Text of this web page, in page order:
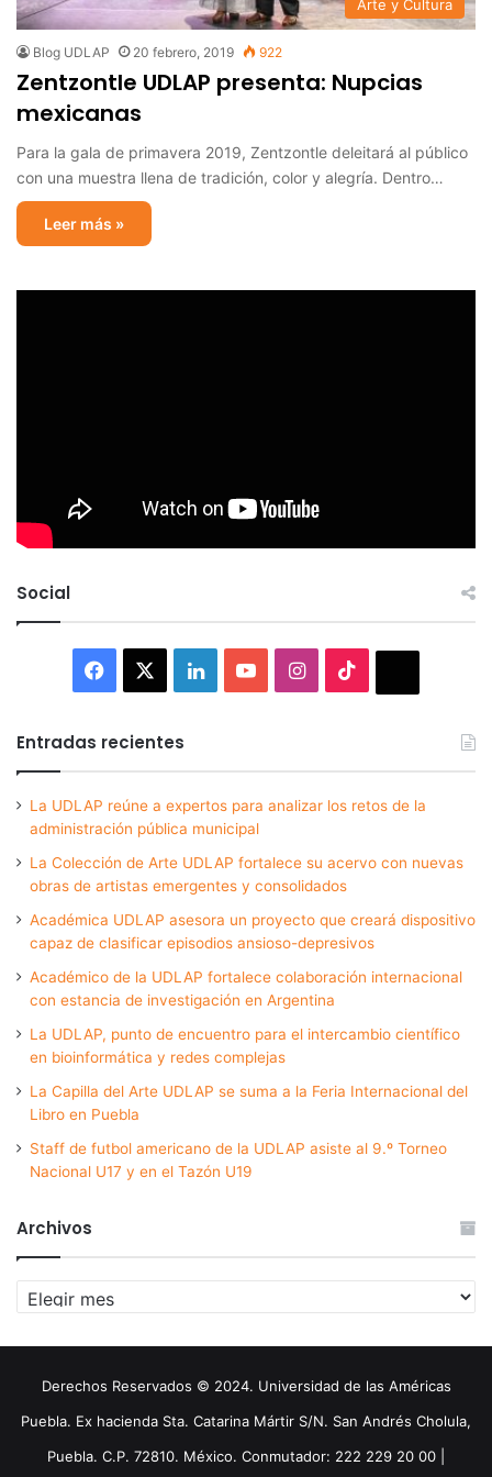
Arte y Cultura
Blog UDLAP 20 febrero, 2019 922
Zentzontle UDLAP presenta: Nupcias
mexicanas
Para la gala de primavera 2019, Zentzontle deleitará al público
con una muestra llena de tradición, color y alegría. Dentro…
Leer más »
Social
Facebook LinkedInYouTubeInstagram
Entradas recientes
La UDLAP reúne a expertos para analizar los retos de la
administración pública municipal
La Colección de Arte UDLAP fortalece su acervo con nuevas
obras de artistas emergentes y consolidados
Académica UDLAP asesora un proyecto que creará dispositivo
capaz de clasificar episodios ansioso-depresivos
Académico de la UDLAP fortalece colaboración internacional
con estancia de investigación en Argentina
La UDLAP, punto de encuentro para el intercambio científico
en bioinformática y redes complejas
La Capilla del Arte UDLAP se suma a la Feria Internacional del
Libro en Puebla
Staff de futbol americano de la UDLAP asiste al 9.º Torneo
Nacional U17 y en el Tazón U19
Archivos
Archivos
Derechos Reservados © 2024. Universidad de las Américas
Puebla. Ex hacienda Sta. Catarina Mártir S/N. San Andrés Cholula,
Puebla. C.P. 72810. México. Conmutador: 222 229 20 00 |